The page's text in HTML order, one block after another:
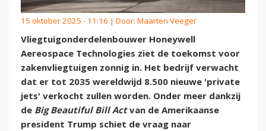
15 oktober 2025 - 11:16 | Door: Maarten Veeger
Vliegtuigonderdelenbouwer Honeywell
Aereospace Technologies ziet de toekomst voor
zakenvliegtuigen zonnig in. Het bedrijf verwacht
dat er tot 2035 wereldwijd 8.500 nieuwe 'private
jets' verkocht zullen worden. Onder meer dankzij
de Big Beautiful Bill Actvan de Amerikaanse
president Trump schiet de vraag naar